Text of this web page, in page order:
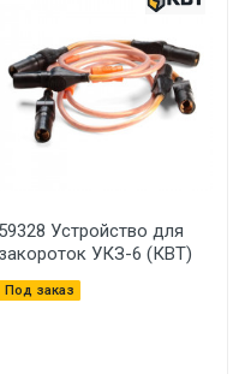
59328 Устройство для
закороток УКЗ-6 (КВТ)
Под заказ